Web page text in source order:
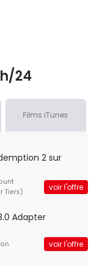
24
Films iTunes
2 sur
Tiers)
voir l'offre
Adapter
voir l'offre